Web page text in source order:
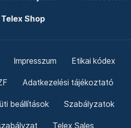
Telex Shop
Impresszum Etikai kódex
Adatkezelési tájékoztató
beállítások Szabályzatok
Telex Sales